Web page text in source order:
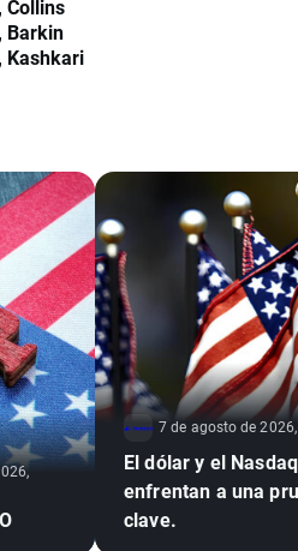
Collins
Barkin
Kashkari
7 de agosto de
El dólar y el
enfrentan a una
clave.